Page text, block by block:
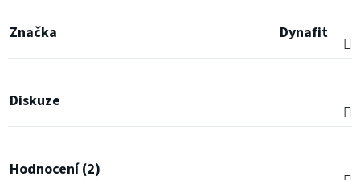
Značka Dynafit
Diskuze
Hodnocení (2)